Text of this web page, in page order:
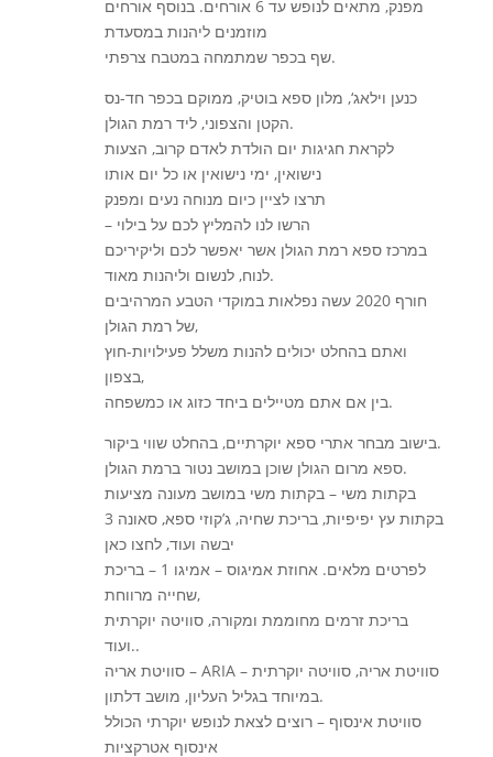
מפנק, מתאים לנופש עד 6 אורחים. בנוסף אורחים
מוזמנים ליהנות במסעדת
שף בכפר שמתמחה במטבח צרפתי.
כנען וילאג‘, מלון ספא בוטיק, ממוקם בכפר חד-נס
הקטן והצפוני, ליד רמת הגולן.
לקראת חגיגות יום הולדת לאדם קרוב, הצעות
נישואין, ימי נישואין או כל יום אותו
תרצו לציין כיום מנוחה נעים ומפנק
– הרשו לנו להמליץ לכם על בילוי
במרכז ספא רמת הגולן אשר יאפשר לכם וליקיריכם
לנוח, לנשום וליהנות מאוד.
חורף 2020 עשה נפלאות במוקדי הטבע המרהיבים
של רמת הגולן,
ואתם בהחלט יכולים להנות משלל פעילויות-חוץ
בצפון,
בין אם אתם מטיילים ביחד כזוג או כמשפחה.
בישוב מבחר אתרי ספא יוקרתיים, בהחלט שווי ביקור.
ספא מרום הגולן שוכן במושב נטור ברמת הגולן.
בקתות משי – בקתות משי במושב מעונה מציעות
3 בקתות עץ יפיפיות, בריכת שחיה, ג’קוזי ספא, סאונה
יבשה ועוד, לחצו כאן
לפרטים מלאים. אחוזת אמיגוס – אמיגו 1 – בריכת
שחייה מרווחת,
בריכת זרמים מחוממת ומקורה, סוויטה יוקרתית
ועוד..
סוויטת אריה – ARIA – סוויטת אריה, סוויטה יוקרתית
במיוחד בגליל העליון, מושב דלתון.
סוויטת אינסוף – רוצים לצאת לנופש יוקרתי הכולל
אינסוף אטרקציות